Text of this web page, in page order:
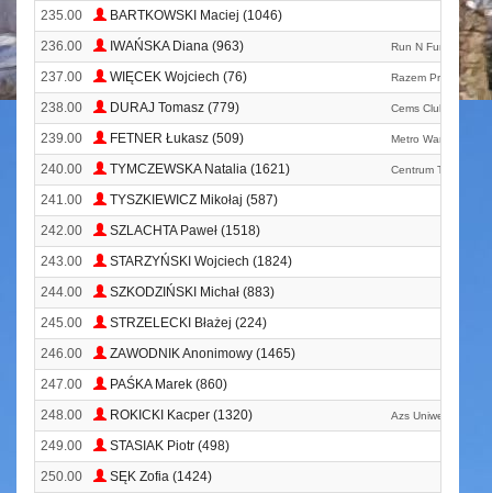
235.00
BARTKOWSKI Maciej (1046)
236.00
IWAŃSKA Diana (963) Run N Fun
237.00 WIĘCEK Wojciech (76) Razem Przeciwko
238.00 DURAJ Tomasz (779) Cems Club
239.00 FETNER Łukasz (509) Metro Warszawskie
240.00 TYMCZEWSKA Natalia (1621) Centrum Terapii
241.00
TYSZKIEWICZ Mikołaj (587)
242.00
SZLACHTA Paweł (1518)
243.00
STARZYŃSKI Wojciech (1824)
244.00
SZKODZIŃSKI Michał (883)
245.00
STRZELECKI Błażej (224)
246.00
ZAWODNIK Anonimowy (1465)
247.00
PAŚKA Marek (860)
248.00
ROKICKI Kacper (1320) Azs Uniwersytet
249.00
STASIAK Piotr (498)
250.00
SĘK Zofia (1424)